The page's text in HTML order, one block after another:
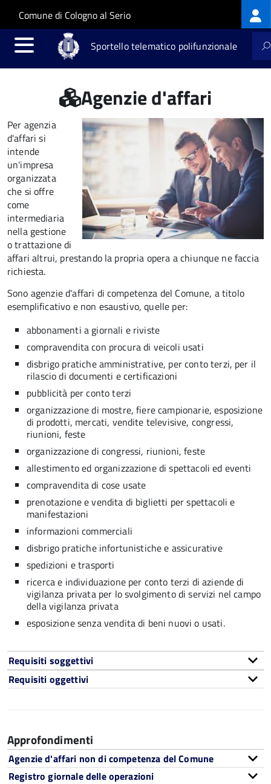
Salta al contenuto principale
Skip to site navigation
Comune di Cologno al Serio
Sportello telematico polifunzionale
Agenzie d'affari
Per agenzia
d'affari si
intende
un'impresa
organizzata
che si offre
come
intermediaria
nella gestione
o trattazione di
affari altrui, prestando la propria opera a chiunque ne faccia
richiesta.
Sono agenzie d'affari di competenza del Comune, a titolo
esemplificativo e non esaustivo, quelle per:
abbonamenti a giornali e riviste
compravendita con procura di veicoli usati
disbrigo pratiche amministrative, per conto terzi, per il
rilascio di documenti e certificazioni
pubblicità per conto terzi
organizzazione di mostre, fiere campionarie, esposizione
di prodotti, mercati, vendite televisive, congressi,
riunioni, feste
organizzazione di congressi, riunioni, feste
allestimento ed organizzazione di spettacoli ed eventi
compravendita di cose usate
prenotazione e vendita di biglietti per spettacoli e
manifestazioni
informazioni commerciali
disbrigo pratiche infortunistiche e assicurative
spedizioni e trasporti
ricerca e individuazione per conto terzi di aziende di
vigilanza privata per lo svolgimento di servizi nel campo
della vigilanza privata
esposizione senza vendita di beni nuovi o usati.
Requisiti soggettivi
Requisiti oggettivi
Approfondimenti
Agenzie d'affari non di competenza del Comune
Registro giornale delle operazioni